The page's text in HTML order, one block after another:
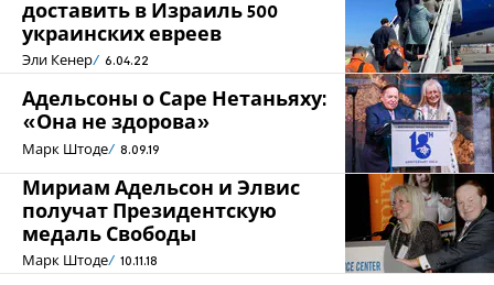
доставить в Израиль 500
украинских евреев
Эли Кенер 6.04.22
Адельсоны о Саре Нетаньяху:
«Она не здорова»
Марк Штоде 8.09.19
Мириам Адельсон и Элвис
получат Президентскую
медаль Свободы
Марк Штоде 10.11.18